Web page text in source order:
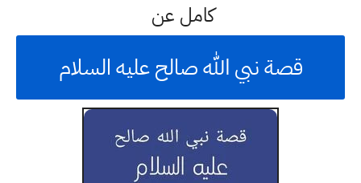
كامل عن
قصة نبي الله صالح عليه السلام